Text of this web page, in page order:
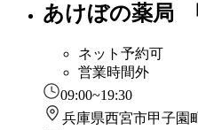
あけぼの薬局
ネット予約可
営業時間外
09:00~19:30
兵庫県西宮市甲子園